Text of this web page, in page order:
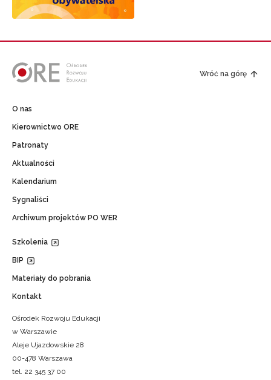
Wróć na górę
O nas
Kierownictwo ORE
Patronaty
Aktualności
Kalendarium
Sygnaliści
Archiwum projektów PO WER
Szkolenia
BIP
Materiały do pobrania
Kontakt
Ośrodek Rozwoju Edukacji
w Warszawie
Aleje Ujazdowskie 28
00-478 Warszawa
tel. 22 345 37 00